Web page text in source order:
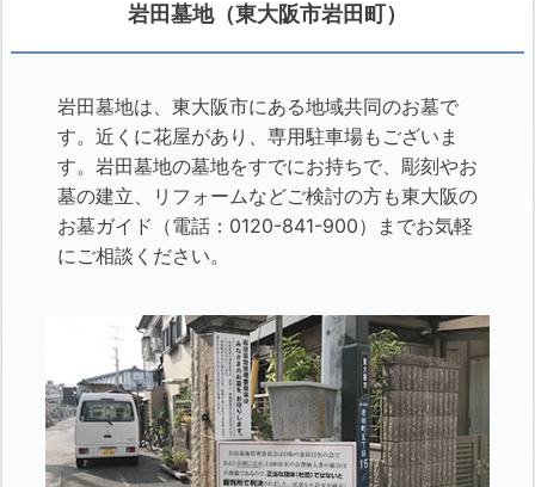
岩田墓地（東大阪市岩田町）
岩田墓地は、東大阪市にある地域共同のお墓で
す。近くに花屋があり、専用駐車場もございま
す。岩田墓地の墓地をすでにお持ちで、彫刻やお
墓の建立、リフォームなどご検討の方も東大阪の
お墓ガイド（電話：0120-841-900）までお気軽
にご相談ください。